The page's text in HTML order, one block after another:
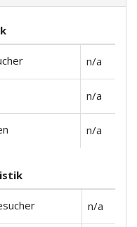
n/a
n/a
n/a
n/a